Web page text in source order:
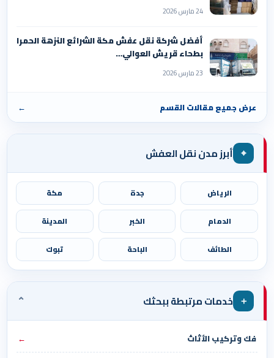
24 مارس 2026
أفضل شركة نقل عفش مكة الشرائع النزهة الحمرا
بطحاء قريش العوالي…
23 مارس 2026
عرض جميع مقالات القسم ←
⌖ أبرز مدن نقل العفش
الرياض جدة مكة
الدمام الخبر المدينة
الطائف الباحة تبوك
＋ خدمات مرتبطة ببحثك ⌄
فك وتركيب الأثاث
←